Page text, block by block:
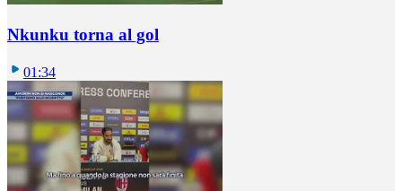
Nkunku torna al gol
01:34